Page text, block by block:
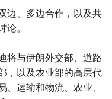
边、多边合作，以及共
。
将与伊朗外交部、道路
，以及农业部的高层代
运输和物流、农业、